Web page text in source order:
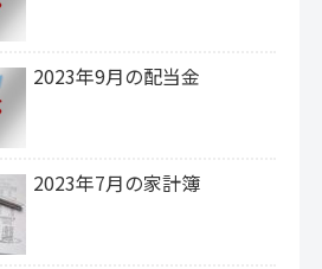
2023年9月の配当金
2023年7月の家計簿